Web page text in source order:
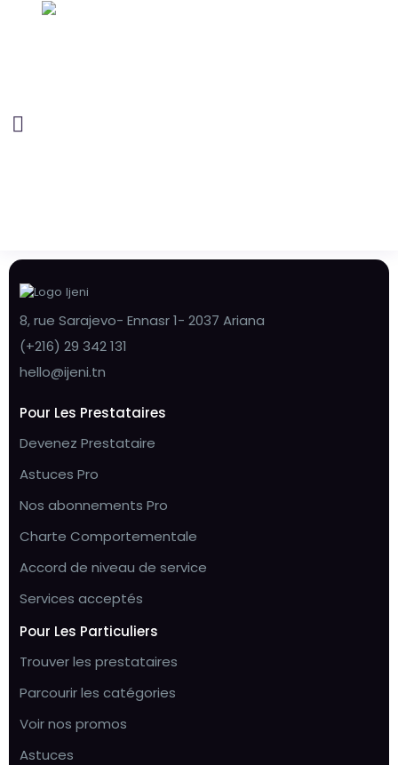
8, rue Sarajevo- Ennasr 1- 2037 Ariana
(+216) 29 342 131
hello@ijeni.tn
Pour Les Prestataires
Devenez Prestataire
Astuces Pro
Nos abonnements Pro
Charte Comportementale
Accord de niveau de service
Services acceptés
Pour Les Particuliers
Trouver les prestataires
Parcourir les catégories
Voir nos promos
Astuces